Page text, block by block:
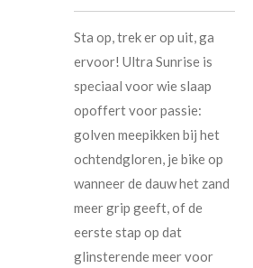
Sta op, trek er op uit, ga
ervoor! Ultra Sunrise is
speciaal voor wie slaap
opoffert voor passie:
golven meepikken bij het
ochtendgloren, je bike op
wanneer de dauw het zand
meer grip geeft, of de
eerste stap op dat
glinsterende meer voor